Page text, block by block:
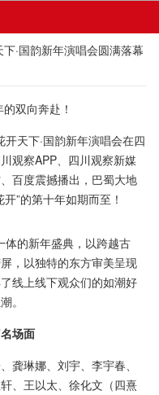
·国韵新年演唱会圆满落幕
双向奔赴！
天下·国韵新年演唱会在四
观察APP、四川观察新媒
百度震撼播出，巴蜀大地
”的第十年如期而至！
的新年盛典，以跨越古
，以独特的东方审美呈现
线上线下观众们的如潮好
。
场面
琳娜、刘宇、李宇春、
、王以太、徐化文（四熹